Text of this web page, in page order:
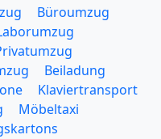
Büroumzug
Beiladung
Klaviertransport
Möbeltaxi